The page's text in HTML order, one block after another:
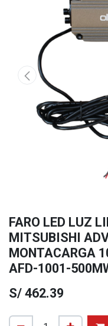
FARO LED LUZ
MITSUBISHI
MONTACARGA
AFD-1001-
S/ 462.39